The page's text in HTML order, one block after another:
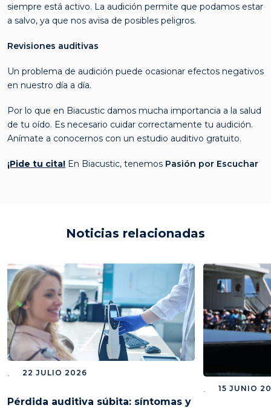
siempre está activo. La audición permite que podamos estar
a salvo, ya que nos avisa de posibles peligros.
Revisiones auditivas
Un problema de audición puede ocasionar efectos negativos
en nuestro día a día.
Por lo que en Biacustic damos mucha importancia a la salud
de tu oído. Es necesario cuidar correctamente tu audición.
Anímate a conocernos con un estudio auditivo gratuito.
¡Pide tu cita! En Biacustic, tenemos Pasión por Escuchar
Noticias relacionadas
22 JULIO 2026
Pérdida auditiva súbita: síntomas y
15 JUNIO